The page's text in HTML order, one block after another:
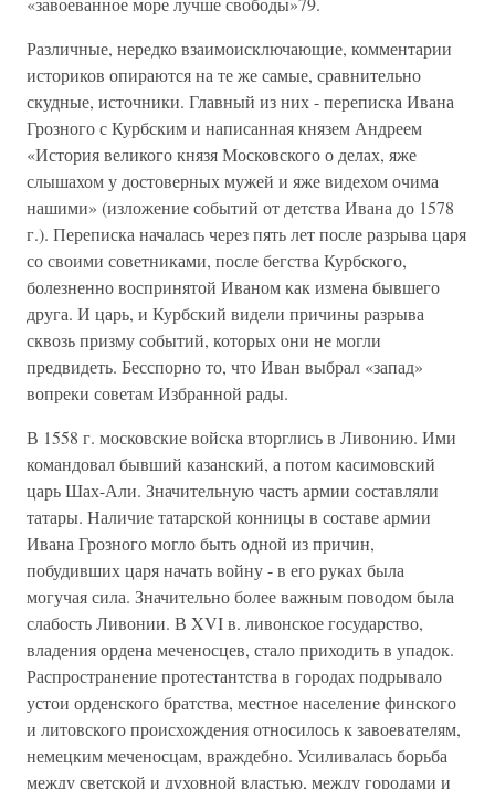
Различные, нередко взаимоисключающие, комментарии
историков опираются на те же самые, сравнительно
скудные, источники. Главный из них - переписка Ивана
Грозного с Курбским и написанная князем Андреем
«История великого князя Московского о делах, яже
слышахом у достоверных мужей и яже видехом очима
нашими» (изложение событий от детства Ивана до 1578
г.). Переписка началась через пять лет после разрыва царя
со своими советниками, после бегства Курбского,
болезненно воспринятой Иваном как измена бывшего
друга. И царь, и Курбский видели причины разрыва
сквозь призму событий, которых они не могли
предвидеть. Бесспорно то, что Иван выбрал «запад»
вопреки советам Избранной рады.
В 1558 г. московские войска вторглись в Ливонию. Ими
командовал бывший казанский, а потом касимовский
царь Шах-Али. Значительную часть армии составляли
татары. Наличие татарской конницы в составе армии
Ивана Грозного могло быть одной из причин,
побудивших царя начать войну - в его руках была
могучая сила. Значительно более важным поводом была
слабость Ливонии. В XVI в. ливонское государство,
владения ордена меченосцев, стало приходить в упадок.
Распространение протестантства в городах подрывало
устои орденского братства, местное население финского
и литовского происхождения относилось к завоевателям,
немецким меченосцам, враждебно. Усиливалась борьба
между светской и духовной властью, между городами и